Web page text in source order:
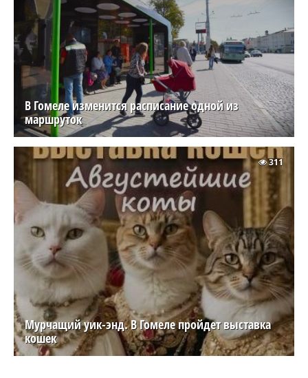
В Гомеле изменится расписание одной из
маршруток
Мурчащий уик-энд. В Гомеле пройдет выставка
кошек
311